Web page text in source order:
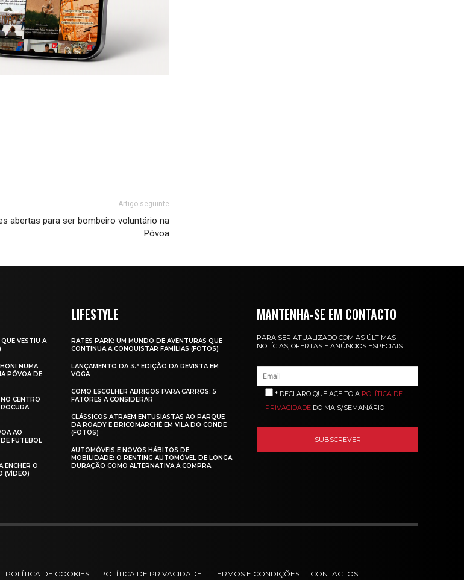
Artigo seguinte
abertas para ser bombeiro voluntário na
Póvoa
VESTIU A
NUMA
PÓVOA DE
CENTRO
AO
FUTEBOL
ENCHER O
(VÍDEO)
LIFESTYLE
RATES PARK: UM MUNDO DE AVENTURAS QUE
CONTINUA A CONQUISTAR FAMÍLIAS (FOTOS)
LANÇAMENTO DA 3.ª EDIÇÃO DA REVISTA EM
VOGA
COMO ESCOLHER ABRIGOS PARA CARROS: 5
FATORES A CONSIDERAR
CLÁSSICOS ATRAEM ENTUSIASTAS AO PARQUE
DA ROADY E BRICOMARCHÉ EM VILA DO CONDE
(FOTOS)
AUTOMÓVEIS E NOVOS HÁBITOS DE
MOBILIDADE: O RENTING AUTOMÓVEL DE LONGA
DURAÇÃO COMO ALTERNATIVA À COMPRA
MANTENHA-SE EM CONTACTO
PARA SER ATUALIZADO COM AS ÚLTIMAS
NOTÍCIAS, OFERTAS E ANÚNCIOS ESPECIAIS.
* DECLARO QUE ACEITO A POLÍTICA DE
PRIVACIDADE DO MAIS/SEMANÁRIO
POLÍTICA DE COOKIES POLÍTICA DE PRIVACIDADE TERMOS E CONDIÇÕES CONTACTOS